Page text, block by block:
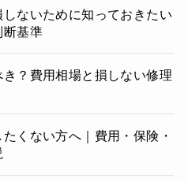
ないために知っておきたい
断基準
？費用相場と損しない修理
くない方へ｜費用・保険・